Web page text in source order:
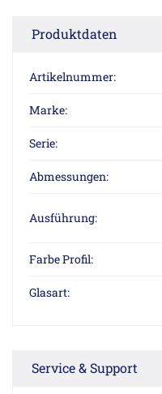
Produktdaten
Artikelnummer:
Marke:
Serie:
Abmessungen:
Ausführung:
Farbe Profil:
Glasart:
Service & Support